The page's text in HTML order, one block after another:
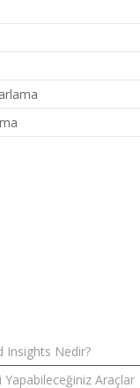
Insights Nedir?
Yapabileceğiniz Araçlar